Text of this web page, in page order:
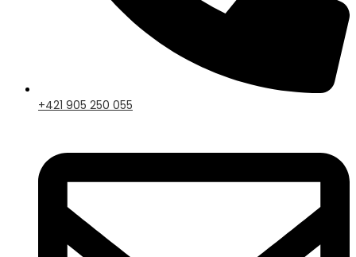
+421 905 250 055